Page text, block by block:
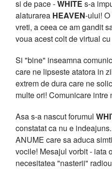
si de pace -WHITE s-a
alaturarea HEAVEN-ului!
vreti, a ceea ce am gandit
voua acest colt de virtual
Si "bine" inseamna
care ne lipseste atatora in
extrem de dura care ne
multe ori! Comunicare intre
Asa s-a nascut forumul
constatat ca nu e
ANUME care sa aduca
vocile! Mesajul vorbit - iata
necesitatea "nasterii"